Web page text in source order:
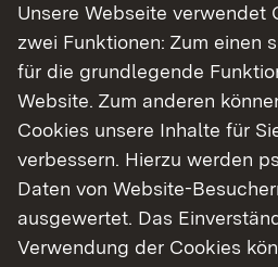
sich besondere Verdienste
Publikation und
Funde und Befunde im Land
erworben haben.
Juni 2026 an das
(LAD) im
richten.
Der Preis teilt sich in einen
Unsere Webseite verwendet
zwei Funktionen: Zum einen
für die grundlegende
Website. Zum anderen
Cookies unsere Inhalte für
verbessern. Hierzu werden
Daten von Website-
ausgewertet. Das
Verwendung der Cookies